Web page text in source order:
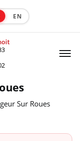
EN
Sur Roues